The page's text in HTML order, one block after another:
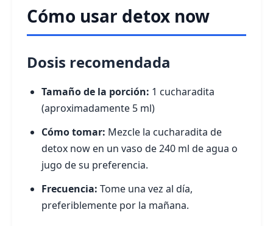
Cómo usar detox now
Dosis recomendada
Tamaño de la porción: 1 cucharadita
(aproximadamente 5 ml)
Cómo tomar: Mezcle la cucharadita de
detox now en un vaso de 240 ml de agua o
jugo de su preferencia.
Frecuencia: Tome una vez al día,
preferiblemente por la mañana.